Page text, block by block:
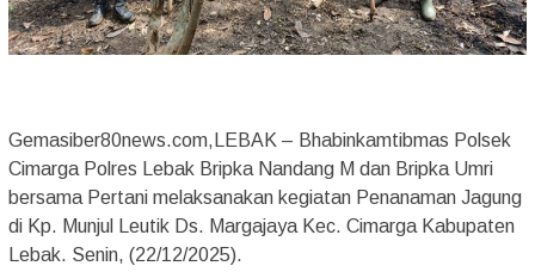
Gemasiber80news.com,LEBAK – Bhabinkamtibmas Polsek
Cimarga Polres Lebak Bripka Nandang M dan Bripka Umri
bersama Pertani melaksanakan kegiatan Penanaman Jagung
di Kp. Munjul Leutik Ds. Margajaya Kec. Cimarga Kabupaten
Lebak. Senin, (22/12/2025).